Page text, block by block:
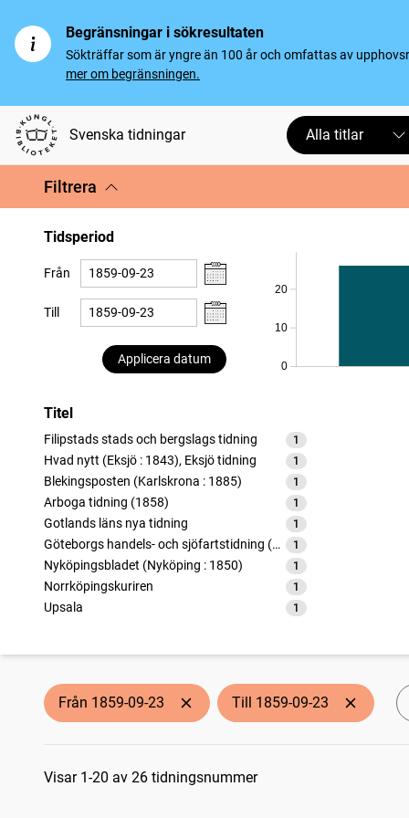
Begränsningar i sökresultaten
Sökträffar som är yngre än 100 år och omfattas av
mer om begränsningen.
Svenska tidningar Alla titlar
Filtrera
Tidsperiod
Från
Till
Applicera datum
0
10
20
Titel
Filipstads stads och bergslags tidning 1
träffar
Hvad nytt (Eksjö : 1843), Eksjö tidning
1
träffar
Blekingsposten (Karlskrona : 1885)
1
träffar
Arboga tidning (1858)
1
träffar
Gotlands läns nya tidning
1
träffar
Göteborgs handels- och sjöfartstidning (1832)
1
träffar
Nyköpingsbladet (Nyköping : 1850)
1
träffar
Norrköpingskuriren
1
träffar
Upsala
1
träffar
träffar
Norrtelje weckoblad
träffar
Öresundsposten (Helsingborg : 1847)
träffar
Köpings tidning
träffar
Från 1859-09-23 Till 1859-09-23
Sökresultat
Visar 1-20 av 26 tidningsnummer